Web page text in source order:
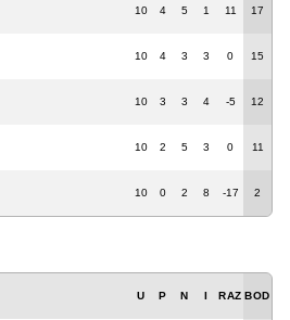
10 4 5 1 11 17
10 4 3 3 0 15
10 3 3 4 -5 12
10 2 5 3 0 11
10 0 2 8 -17 2
U P N I RAZ BOD